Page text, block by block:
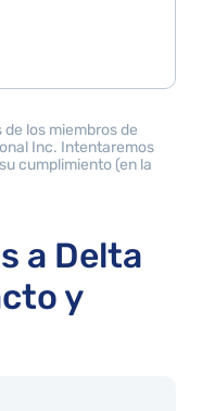
los miembros de
Inc. Intentaremos
cumplimiento (en la
a Delta
y